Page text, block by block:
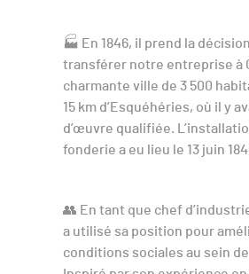
🏭 En 1846, il prend la
transférer notre entreprise à
charmante ville de 3 500
15 km d’Esquéhéries, où il y
d’œuvre qualifiée.
fonderie a eu lieu le 13 juin
👥 En tant que chef
a utilisé sa position pour
conditions sociales au sein de